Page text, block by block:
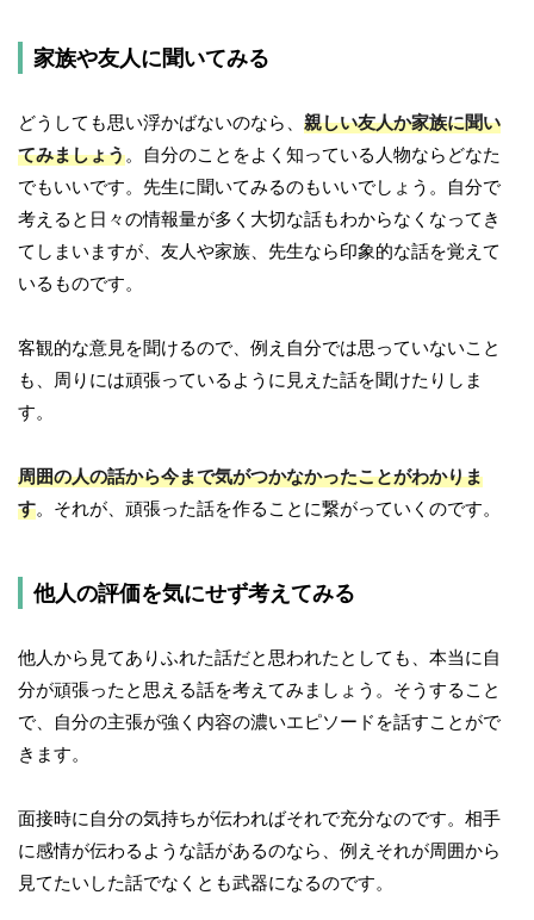
家族や友人に聞いてみる
どうしても思い浮かばないのなら、 親しい友人か家族に聞い
てみましょう。自分のことをよく知っている人物ならどなた
でもいいです。先生に聞いてみるのもいいでしょう。自分で
考えると日々の情報量が多く大切な話もわからなくなってき
てしまいますが、友人や家族、先生なら印象的な話を覚えて
いるものです。
客観的な意見を聞けるので、例え自分では思っていないこと
も、周りには頑張っているように見えた話を聞けたりしま
す。
周囲の人の話から今まで気がつかなかったことがわかりま
す。それが、頑張った話を作ることに繋がっていくのです。
他人の評価を気にせず考えてみる
他人から見てありふれた話だと思われたとしても、本当に自
分が頑張ったと思える話を考えてみましょう。そうすること
で、自分の主張が強く内容の濃いエピソードを話すことがで
きます。
面接時に自分の気持ちが伝わればそれで充分なのです。相手
に感情が伝わるような話があるのなら、例えそれが周囲から
見てたいした話でなくとも武器になるのです。